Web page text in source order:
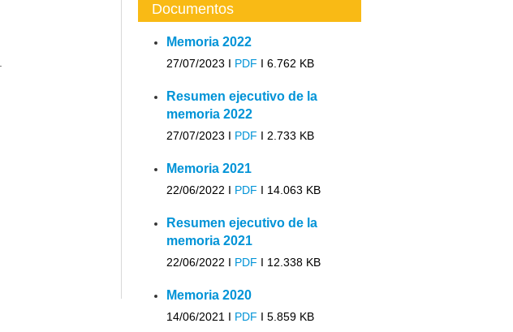
Documentos
Memoria 2022
27/07/2023 I PDF I 6.762 KB
Resumen ejecutivo de la
memoria 2022
27/07/2023 I PDF I 2.733 KB
Memoria 2021
22/06/2022 I PDF I 14.063 KB
Resumen ejecutivo de la
memoria 2021
22/06/2022 I PDF I 12.338 KB
Memoria 2020
14/06/2021 I PDF I 5.859 KB